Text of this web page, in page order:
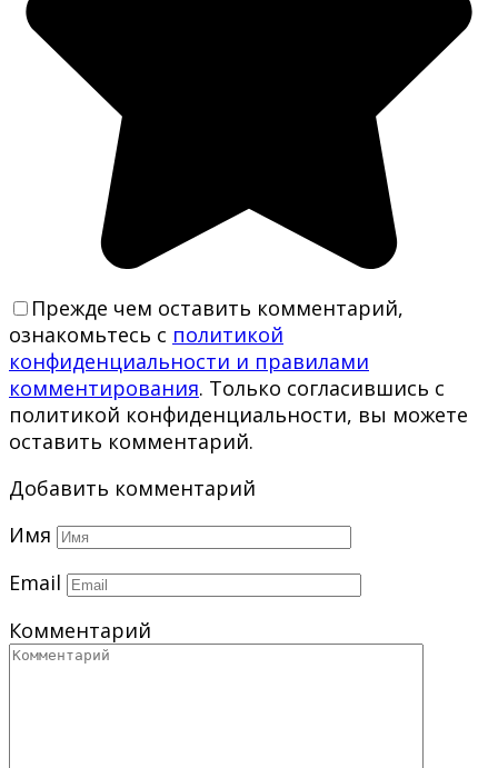
Прежде чем оставить комментарий,
ознакомьтесь с политикой
конфиденциальности и правилами
комментирования. Только согласившись с
политикой конфиденциальности, вы можете
оставить комментарий.
Добавить комментарий
Имя
Email
Комментарий